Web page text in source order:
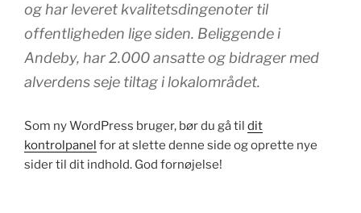
og har leveret kvalitetsdingenoter til
offentligheden lige siden. Beliggende i
Andeby, har 2.000 ansatte og bidrager med
alverdens seje tiltag i lokalområdet.
Som ny WordPress bruger, bør du gå til dit
kontrolpanel for at slette denne side og oprette nye
sider til dit indhold. God fornøjelse!